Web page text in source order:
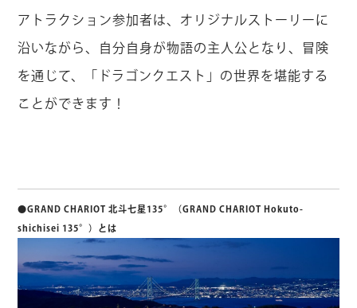
アトラクション参加者は、オリジナルストーリーに
沿いながら、自分自身が物語の主人公となり、冒険
を通じて、「ドラゴンクエスト」の世界を堪能する
ことができます！
●GRAND CHARIOT 北斗七星135°（GRAND CHARIOT Hokuto-
shichisei 135°）とは